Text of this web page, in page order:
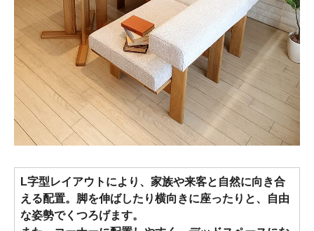
L字型レイアウトにより、家族や来客と自然に向き合
える配置。脚を伸ばしたり横向きに座ったりと、自由
な姿勢でくつろげます。